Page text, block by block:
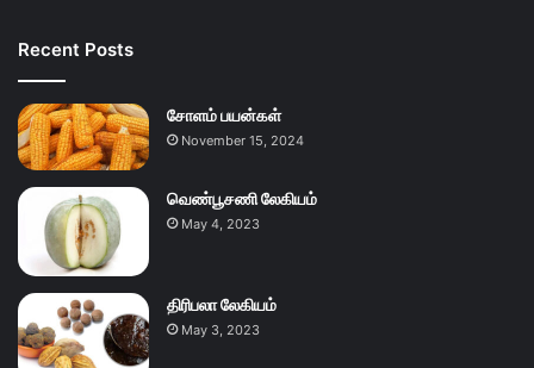
Recent Posts
சோளம் பயன்கள்
November 15, 2024
வெண்பூசணி லேகியம்
May 4, 2023
திரிபலா லேகியம்
May 3, 2023